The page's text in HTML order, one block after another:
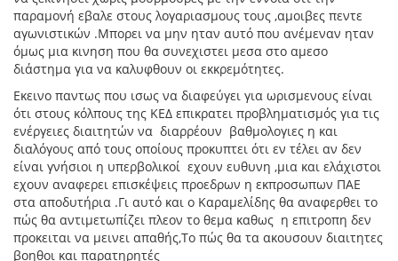
παραμονή εβαλε στους λογαριασμους τους ,αμοιβες πεντε
αγωνιστικών .Μπορει να μην ηταν αυτό που ανέμεναν ηταν
όμως μια κινηση που θα συνεχιστει μεσα στο αμεσο
διάστημα για να καλυφθουν οι εκκρεμότητες.
Εκεινο παντως που ισως να διαφεύγει για ωρισμενους είναι
ότι στους κόλπους της ΚΕΔ επικρατει προβληματισμός για τις
ενέργειες διαιτητών να διαρρέουν βαθμολογιες η και
διαλόγους από τους οποίους προκυπτει ότι εν τέλει αν δεν
είναι γνήσιοι η υπερβολικοί εχουν ευθυνη ,μια και ελάχιστοι
εχουν αναφερει επισκέψεις προεδρων η εκπροσωπων ΠΑΕ
στα αποδυτήρια .Γι αυτό και ο Καραμελίδης θα αναφερθει το
πώς θα αντιμετωπίζει πλεον το θεμα καθως η επιτροπη δεν
προκειται να μεινει απαθής,Το πώς θα τα ακουσουν διαιτητες
βοηθοι και παρατηρητές